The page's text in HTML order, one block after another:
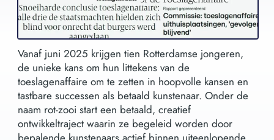
Vanaf juni 2025 krijgen tien Rotterdamse jongeren,
de unieke kans om hun littekens van de
toeslagenaffaire om te zetten in hoopvolle kansen en
tastbare successen als betaald kunstenaar. Onder de
naam rot-zooi start een betaald, creatief
ontwikkeltraject waarin ze begeleid worden door